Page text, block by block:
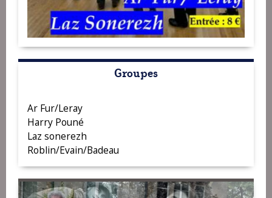
Groupes
Ar Fur/Leray
Harry Pouné
Laz sonerezh
Roblin/Evain/Badeau